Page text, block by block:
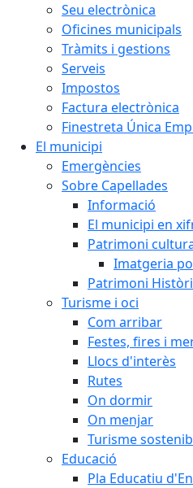
Seu electrònica
Oficines municipals
Tràmits i gestions
Serveis
Impostos
Factura electrònica
Finestreta Única
El municipi
Emergències
Sobre Capellades
Informació
El municipi en
Patrimoni
Imatgeria
Patrimoni
Turisme i oci
Com arribar
Festes, fires i
Llocs d'interès
Rutes
On dormir
On menjar
Turisme
Educació
Pla Educatiu